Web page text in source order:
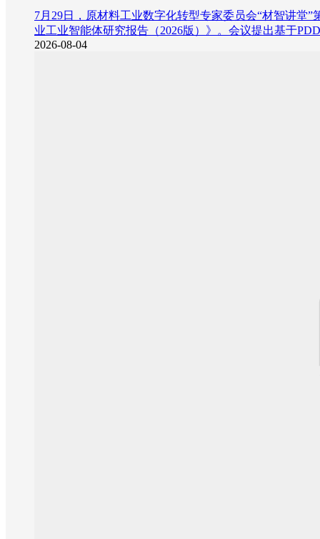
7月29日，原材料工业数字化转型专家委员会“材智讲堂
业工业智能体研究报告（2026版）》。会议提出基于
2026-08-04